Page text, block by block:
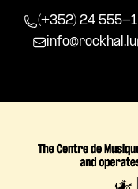
(+352) 24 555-1
info@rockhal.lu